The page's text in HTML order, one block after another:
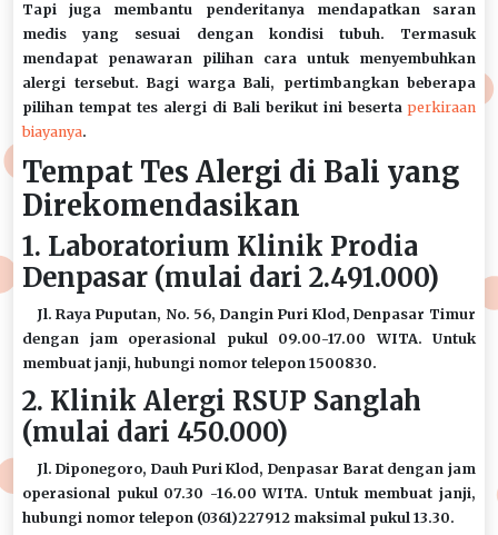
Tapi juga membantu penderitanya mendapatkan saran
medis yang sesuai dengan kondisi tubuh. Termasuk
mendapat penawaran pilihan cara untuk menyembuhkan
alergi tersebut. Bagi warga Bali, pertimbangkan beberapa
pilihan tempat tes alergi di Bali berikut ini besertaperkiraan
biayanya.
Tempat Tes Alergi di Bali yang
Direkomendasikan
1. Laboratorium Klinik Prodia
Denpasar (mulai dari 2.491.000)
Jl. Raya Puputan, No. 56, Dangin Puri Klod, Denpasar Timur
dengan jam operasional pukul 09.00-17.00 WITA. Untuk
membuat janji, hubungi nomor telepon 1500830.
2. Klinik Alergi RSUP Sanglah
(mulai dari 450.000)
Jl. Diponegoro, Dauh Puri Klod, Denpasar Barat dengan jam
operasional pukul 07.30 -16.00 WITA. Untuk membuat janji,
hubungi nomor telepon (0361)227912 maksimal pukul 13.30.